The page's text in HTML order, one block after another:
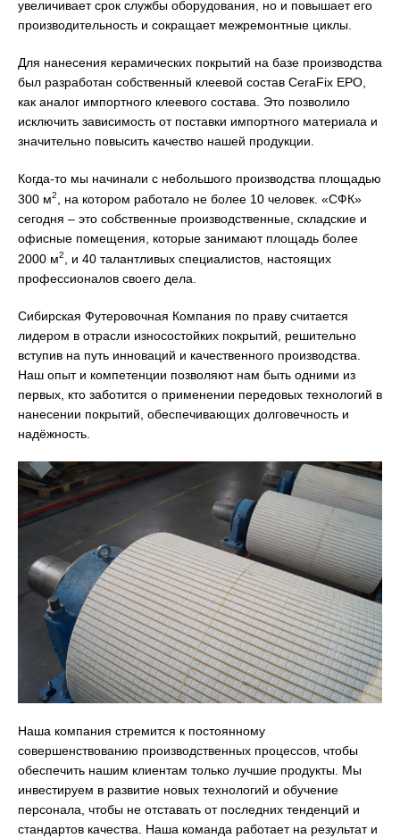
увеличивает срок службы оборудования, но и повышает его
производительность и сокращает межремонтные циклы.
Для нанесения керамических покрытий на базе производства
был разработан собственный клеевой состав CeraFix EPO,
как аналог импортного клеевого состава. Это позволило
исключить зависимость от поставки импортного материала и
значительно повысить качество нашей продукции.
Когда-то мы начинали с небольшого производства площадью
300 м2
, на котором работало не более 10 человек. «СФК»
сегодня – это собственные производственные, складские и
офисные помещения, которые занимают площадь более
2000 м2
, и 40 талантливых специалистов, настоящих
профессионалов своего дела.
Сибирская Футеровочная Компания по праву считается
лидером в отрасли износостойких покрытий, решительно
вступив на путь инноваций и качественного производства.
Наш опыт и компетенции позволяют нам быть одними из
первых, кто заботится о применении передовых технологий в
нанесении покрытий, обеспечивающих долговечность и
надёжность.
Наша компания стремится к постоянному
совершенствованию производственных процессов, чтобы
обеспечить нашим клиентам только лучшие продукты. Мы
инвестируем в развитие новых технологий и обучение
персонала, чтобы не отставать от последних тенденций и
стандартов качества. Наша команда работает на результат и